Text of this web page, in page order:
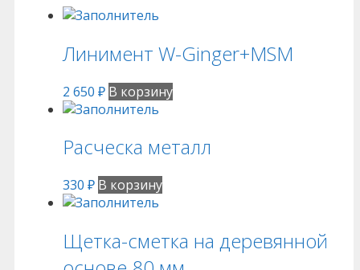
Линимент W-Ginger+MSM
2 650 ₽ В корзину
Расческа металл
330 ₽ В корзину
Щетка-сметка на деревянной